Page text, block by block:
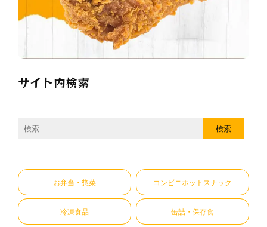
サイト内検索
検
お弁当・惣菜 コンビニホットスナック
冷凍食品 缶詰・保存食